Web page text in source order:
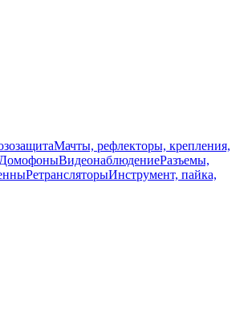
Мачты, рефлекторы, крепления,
ДомофоныВидеонаблюдениеРазъемы,
РетрансляторыИнструмент, пайка,